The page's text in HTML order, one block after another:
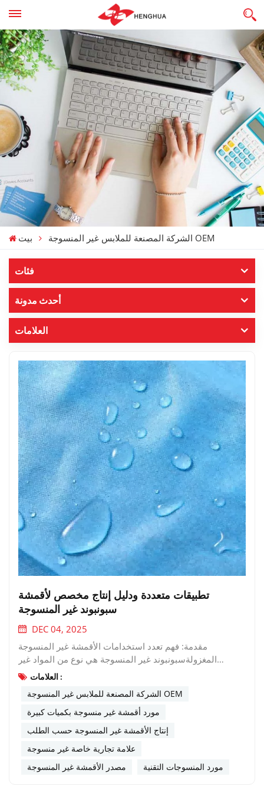
بيت الشركة المصنعة للملابس غير المنسوجة OEM
فئات
أحدث مدونة
العلامات
تطبيقات متعددة ودليل إنتاج مخصص لأقمشة
سبونبوند غير المنسوجة
DEC 04, 2025
مقدمة: فهم تعدد استخدامات الأقمشة غير المنسوجة
المغزولةسبونبوند غير المنسوجة هي نوع من المواد غير
المنسوجة تُصنع ببثق بوليمر منصهر، ومدّه إلى خيوط متصلة، ثم
التصنيعية سبونبوند غير المنسوجة توازنًا فريدًا من الخصائص:
قوة ممتازة، نفاذية هواء جيدة، وتجانس ممتاز. بصفتنا مصنعين
معتمدين لسبونبوند غير المنسوجة، فإننا ملتزمون بتوفير حلول
غير منسوجة عالية الجودة ومتعددة الاستخدامات
لعملائنا.قدراتنا الإنتاجية والمواصفات الفنيةمصنعنا مجهز بآلات
إنتاج متطورة وفريق فني ماهر، مما يمكننا من تلبية المتطلبات
المتنوعة عبر مختلف الصناعات:المعلمةنطاق
العلامات :
الشركة المصنعة للملابس غير المنسوجة OEM
مورد أقمشة غير منسوجة بكميات كبيرة
إنتاج الأقمشة غير المنسوجة حسب الطلب
علامة تجارية خاصة غير منسوجة
مصدر الأقمشة غير المنسوجة
مورد المنسوجات التقنية